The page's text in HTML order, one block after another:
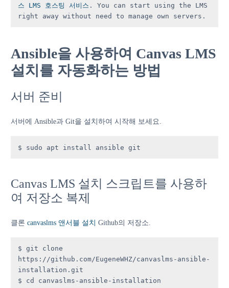
스 LMS 호스팅 서비스 . You can start using the LMS
right away without need to manage own servers.
Ansible을 사용하여 Canvas LMS
설치를 자동화하는 방법
서버 준비
서버에 Ansible과 Git을 설치하여 시작해 보세요.
$ sudo apt install ansible git
Canvas LMS 설치 스크립트를 사용하
여 저장소 복제
클론 canvaslms 앤서블 설치 Github의 저장소.
$ git clone
https://github.com/EugeneWHZ/canvaslms-ansible-
installation.git
$ cd canvaslms-ansible-installation